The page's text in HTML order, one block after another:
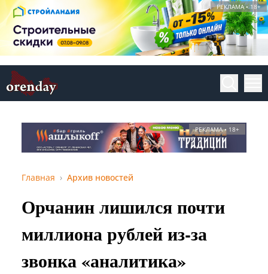
РЕКЛАМА • 18+
РЕКЛАМА • 18+
Главная Архив новостей
Орчанин лишился почти
миллиона рублей из‑за
звонка «аналитика»